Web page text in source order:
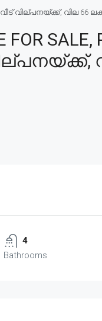
വീട് വില്പനയ്ക്ക്, വില 66
SALE,
4
Bathrooms